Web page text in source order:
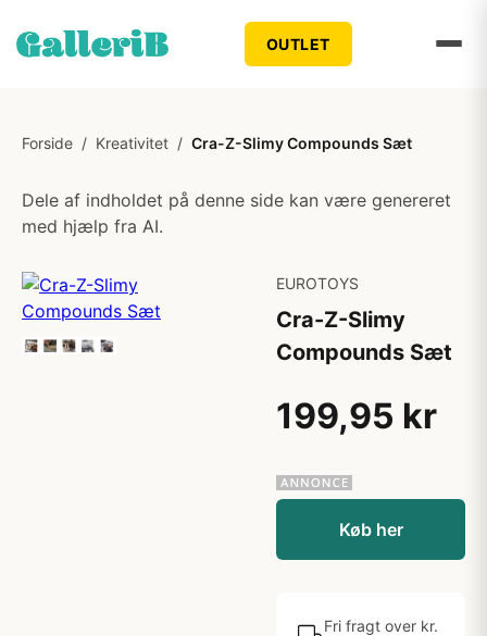
OUTLET
Forside / Kreativitet / Cra-Z-Slimy Compounds Sæt
Dele af indholdet på denne side kan være genereret
med hjælp fra AI.
EUROTOYS
Cra-Z-Slimy
Compounds Sæt
199,95 kr
Køb her
Fri fragt over kr.